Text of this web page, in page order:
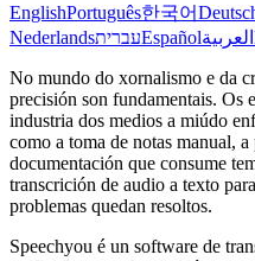
EnglishPortuguês한국어
NederlandsעבריתEspañolالعربية
No mundo do xornalismo e da
precisión son fundamentais. Os
industria dos medios a miúdo
como a toma de notas manual,
documentación que consume
transcrición de audio a texto
problemas quedan resoltos.
Speechyou é un software de